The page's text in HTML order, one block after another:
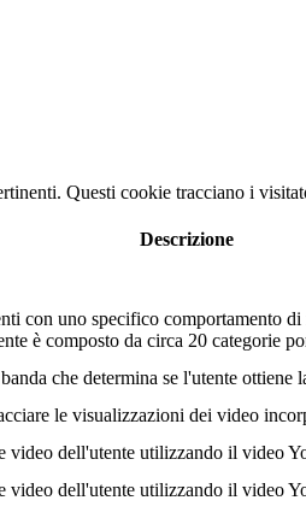
Questi cookie tracciano i
Descrizione
con uno specifico comportamento
è composto da circa 20 categorie
che determina se l'utente
le visualizzazioni dei video
video dell'utente utilizzando il video
video dell'utente utilizzando il video